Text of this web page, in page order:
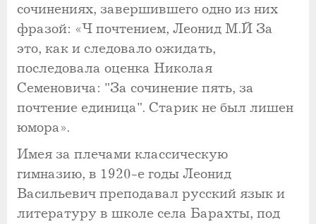
сочинениях, завершившего одно из них
фразой: «Ч почтением, Леонид М.Й За
это, как и следовало ожидать,
последовала оценка Николая
Семеновича: "За сочинение пять, за
почтение единица". Старик не был лишен
юмора».
Имея за плечами классическую
гимназию, в 1920-е годы Леонид
Васильевич преподавал русский язык и
литературу в школе села Барахты, под